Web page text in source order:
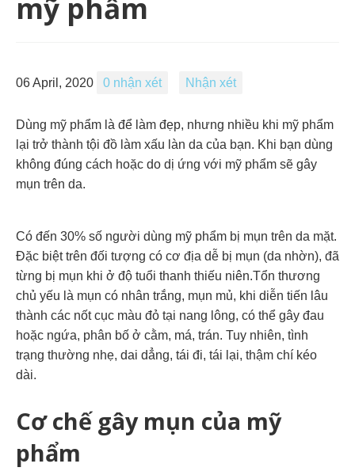
mỹ phẩm
06 April, 2020 0 nhận xét Nhận xét
Dùng mỹ phẩm là để làm đẹp, nhưng nhiều khi mỹ phẩm
lại trở thành tội đồ làm xấu làn da của bạn. Khi bạn dùng
không đúng cách hoặc do dị ứng với mỹ phẩm sẽ gây
mụn trên da.
Có đến 30% số người dùng mỹ phẩm bị mụn trên da mặt.
Đặc biệt trên đối tượng có cơ địa dễ bị mụn (da nhờn), đã
từng bị mụn khi ở độ tuổi thanh thiếu niên.Tổn thương
chủ yếu là mụn có nhân trắng, mụn mủ, khi diễn tiến lâu
thành các nốt cục màu đỏ tại nang lông, có thể gây đau
hoặc ngứa, phân bố ở cằm, má, trán. Tuy nhiên, tình
trạng thường nhẹ, dai dẳng, tái đi, tái lại, thậm chí kéo
dài.
Cơ chế gây mụn của mỹ
phẩm